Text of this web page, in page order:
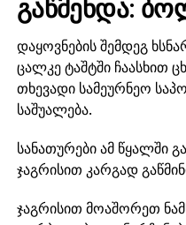
გაწმენდა:
დაყოვნების შემდეგ
ცალკე ტაშტში ჩაასხით
თხევადი სამეურნეო
საშუალება.
სანათურები ამ წყალში
ჯაგრისით კარგად
ჯაგრისით მოაშორეთ